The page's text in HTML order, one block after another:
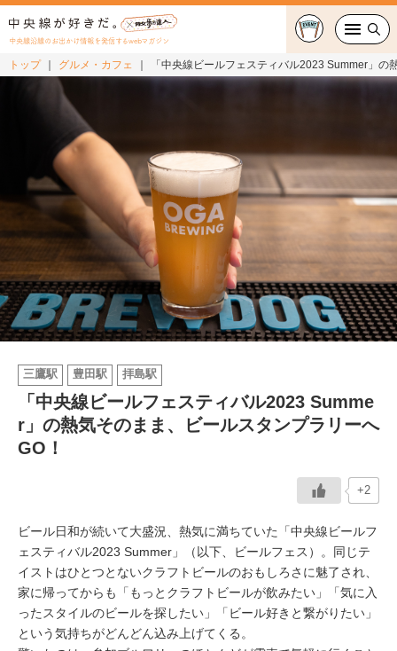
中央線沿線のお出かけ情報を発信するwebマガジン
グルメ・カフェ
スイーツ・テイクアウト
おでかけ
ショッピング
中央線カルチャー
特集
中央線フェス
イベント情報
駅から探す
トップ グルメ・カフェ 「中央線ビールフェスティバル2023 Summer」
三鷹駅 豊田駅 拝島駅
「中央線ビールフェスティバル2023 Summe
r」の熱気そのまま、ビールスタンプラリーへ
GO！
+2
ビール日和が続いて大盛況、熱気に満ちていた「中央線ビールフ
ェスティバル2023 Summer」（以下、ビールフェス）。同じテ
イストはひとつとないクラフトビールのおもしろさに魅了され、
家に帰ってからも「もっとクラフトビールが飲みたい」「気に入
ったスタイルのビールを探したい」「ビール好きと繋がりたい」
という気持ちがどんどん込み上げてくる。